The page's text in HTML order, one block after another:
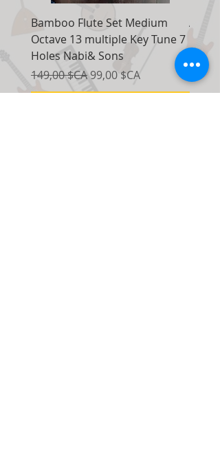
Bamboo Flute Set Medium
Octave 13 multiple Key Tune 7
Holes Nabi& Sons
Prix original
149,00 $CA Prix promotionnel
99,00 $CA
Matte
Prix